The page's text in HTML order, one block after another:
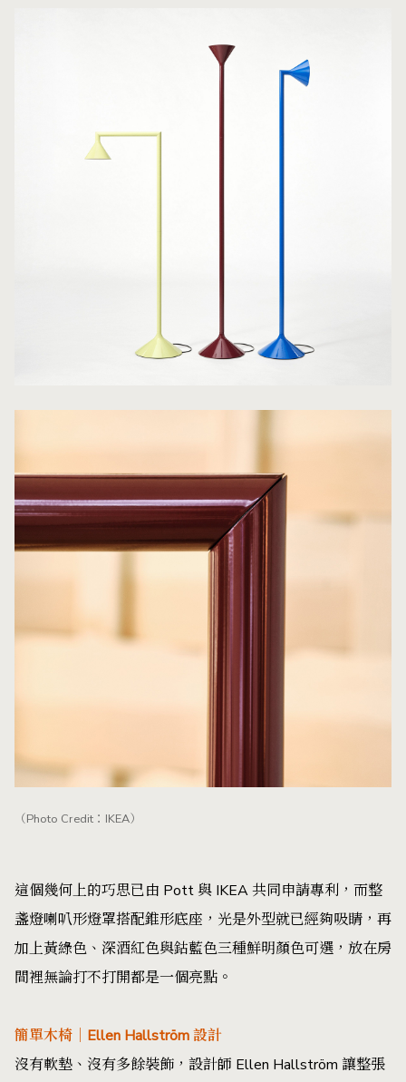
（Photo Credit：IKEA）
這個幾何上的巧思已由 Pott 與 IKEA 共同申請專利，而整
盞燈喇叭形燈罩搭配錐形底座，光是外型就已經夠吸睛，再
加上黃綠色、深酒紅色與鈷藍色三種鮮明顏色可選，放在房
間裡無論打不打開都是一個亮點。
簡單木椅｜Ellen Hallström 設計
沒有軟墊、沒有多餘裝飾，設計師 Ellen Hallström 讓整張